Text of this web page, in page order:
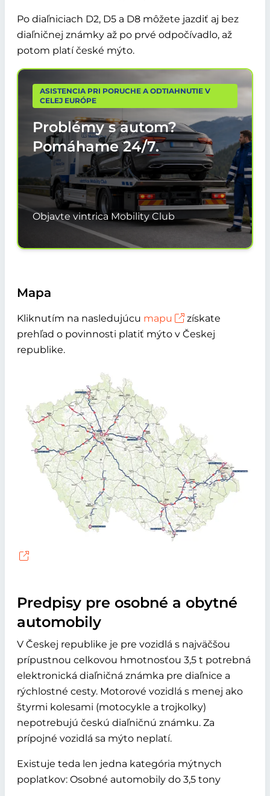
Po diaľniciach D2, D5 a D8 môžete jazdiť aj bez
diaľničnej známky až po prvé odpočívadlo, až
potom platí české mýto.
ASISTENCIA PRI PORUCHE A ODTIAHNUTIE V
CELEJ EURÓPE
Problémy s autom?
Pomáhame24/7.
Objavte vintrica Mobility Club
Mapa
Kliknutím na nasledujúcu mapu
získate
prehľad o povinnosti platiť mýto v Českej
republike.
Predpisy pre osobné a obytné
automobily
V Českej republike je pre vozidlá s najväčšou
prípustnou celkovou hmotnosťou 3,5 t potrebná
elektronická diaľničná známka pre diaľnice a
rýchlostné cesty. Motorové vozidlá s menej ako
štyrmi kolesami (motocykle a trojkolky)
nepotrebujú českú diaľničnú známku. Za
prípojné vozidlá sa mýto neplatí.
Existuje teda len jedna kategória mýtnych
poplatkov: Osobné automobily do 3,5 tony